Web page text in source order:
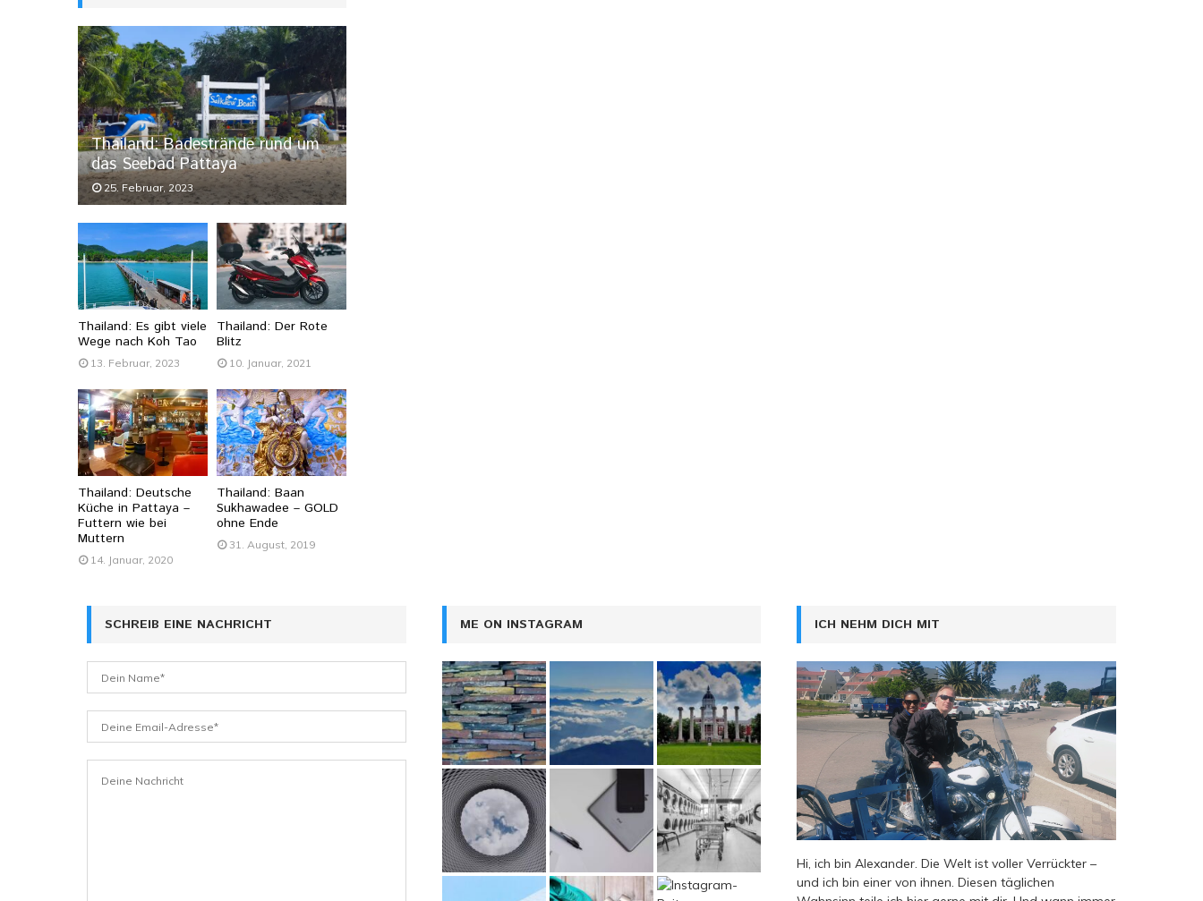
Thailand: Badestrände rund um
das Seebad Pattaya
25. Februar, 2023
Thailand: Es gibt viele
Wege nach Koh Tao
13. Februar, 2023
Thailand: Der Rote
Blitz
10. Januar, 2021
Thailand: Deutsche
Küche in Pattaya –
Futtern wie bei
Muttern
14. Januar, 2020
Thailand: Baan
Sukhawadee – GOLD
ohne Ende
31. August, 2019
SCHREIB EINE NACHRICHT ME ON INSTAGRAM ICH NEHM DICH MIT
Hi, ich bin Alexander. Die Welt ist voller Verrückter –
und ich bin einer von ihnen. Diesen täglichen